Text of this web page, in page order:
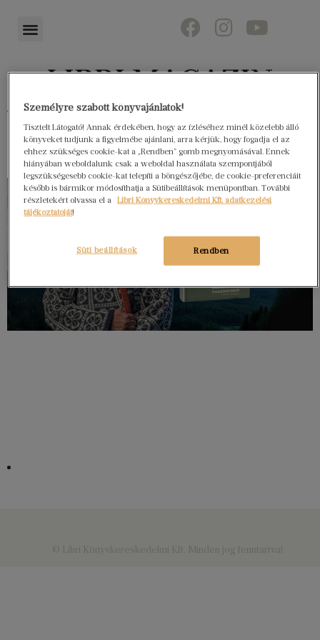
Könyvektől az olvasókig
Személyre szabott könyvajánlatok!
Tisztelt Látogató! Annak érdekében, hogy az ízléséhez minél közelebb álló
könyveket tudjunk a figyelmébe ajánlani, arra kérjük, hogy fogadja el az
ehhez szükséges cookie-kat a „Rendben” gomb megnyomásával. Ennek
hiányában weboldalunk csak a weboldal használata szempontjából
legszükségesebb cookie-kat telepíti a böngészőjébe, de cookie-preferenciáit
később is bármikor módosíthatja a Sütibeállítások menüpontban. További
részletekért olvassa el a
Libri Könyvkereskedelmi Kft. adatkezelési
tájékoztatóját!
Rendben
Süti beállítások